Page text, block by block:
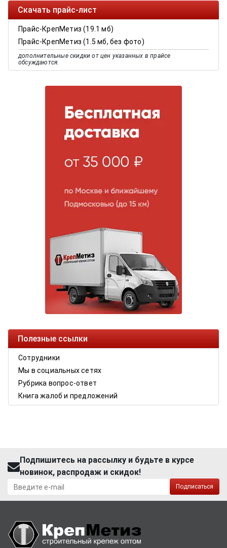
Скачать прайс-лист
Прайс-КрепМетиз (19.1 мб)
Прайс-КрепМетиз (1.5 мб, без фото)
дополнительные скидки от цен указанных в прайсе
обсуждаются.
Полезные ссылки
Сотрудники
Мы в социальных сетях
Рубрика вопрос-ответ
Книга жалоб и предложений
Подпишитесь на рассылку и будьте в курсе
новинок, распродаж и скидок!
Подписаться